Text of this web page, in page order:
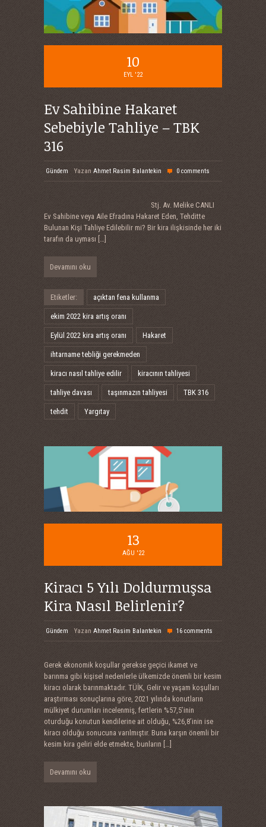
10
EYL '22
Ev Sahibine Hakaret
Sebebiyle Tahliye – TBK
316
Gündem Yazan Ahmet Rasim Balantekin 0 comments
Stj. Av. Melike CANLI
Ev Sahibine veya Aile Efradına Hakaret Eden, Tehditte
Bulunan Kişi Tahliye Edilebilir mi? Bir kira ilişkisinde her iki
tarafın da uyması […]
Devamını oku
Etiketler: açıktan fena kullanma
ekim 2022 kira artış oranı
Eylül 2022 kira artış oranı Hakaret
ihtarname tebliği gerekmeden
kiracı nasıl tahliye edilir kiracının tahliyesi
tahliye davası taşınmazın tahliyesi TBK 316
tehdit Yargıtay
13
AĞU '22
Kiracı 5 Yılı Doldurmuşsa
Kira Nasıl Belirlenir?
Gündem Yazan Ahmet Rasim Balantekin 16 comments
Gerek ekonomik koşullar gerekse geçici ikamet ve
barınma gibi kişisel nedenlerle ülkemizde önemli bir kesim
kiracı olarak barınmaktadır. TÜİK, Gelir ve yaşam koşulları
araştırması sonuçlarına göre, 2021 yılında konutların
mülkiyet durumları incelenmiş, fertlerin %57,5’inin
oturduğu konutun kendilerine ait olduğu, %26,8’inin ise
kiracı olduğu sonucuna varılmıştır. Buna karşın önemli bir
kesim kira geliri elde etmekte, bunların […]
Devamını oku